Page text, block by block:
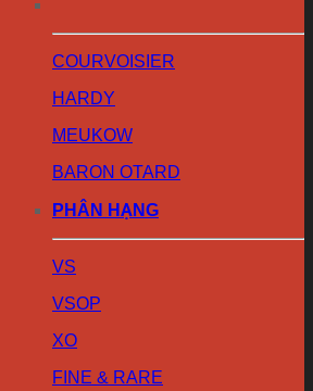
COURVOISIER
HARDY
MEUKOW
BARON OTARD
PHÂN HẠNG
VS
VSOP
XO
FINE & RARE